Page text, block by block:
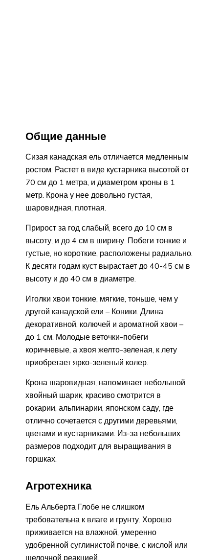
Общие данные
Сизая канадская ель отличается медленным
ростом. Растет в виде кустарника высотой от
70 см до 1 метра, и диаметром кроны в 1
метр. Крона у нее довольно густая,
шаровидная, плотная.
Прирост за год слабый, всего до 10 см в
высоту, и до 4 см в ширину. Побеги тонкие и
густые, но короткие, расположены радиально.
К десяти годам куст вырастает до 40-45 см в
высоту и до 40 см в диаметре.
Иголки хвои тонкие, мягкие, тоньше, чем у
другой канадской ели – Коники. Длина
декоративной, колючей и ароматной хвои –
до 1 см. Молодые веточки-побеги
коричневые, а хвоя желто-зеленая, к лету
приобретает ярко-зеленый колер.
Крона шаровидная, напоминает небольшой
хвойный шарик, красиво смотрится в
рокарии, альпинарии, японском саду, где
отлично сочетается с другими деревьями,
цветами и кустарниками. Из-за небольших
размеров подходит для выращивания в
горшках.
Агротехника
Ель Альберта Глобе не слишком
требовательна к влаге и грунту. Хорошо
приживается на влажной, умеренно
удобренной суглинистой почве, с кислой или
щелочной реакцией.